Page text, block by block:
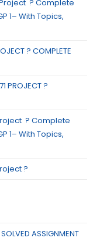
Project ? Complete
1– With Topics,
? COMPLETE
PROJECT ?
Project ? Complete
1– With Topics,
?
ASSIGNMENT